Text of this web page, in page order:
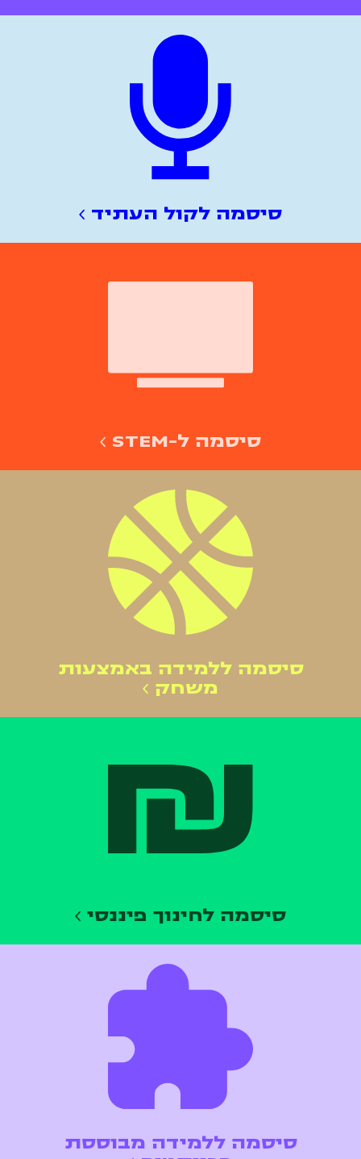
סיסמה לקול העתיד
סיסמה ל-STEM
סיסמה ללמידה באמצעות
משחק
סיסמה לחינוך פיננסי
סיסמה ללמידה מבוססת